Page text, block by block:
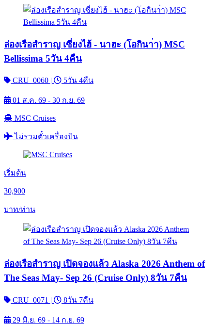
ล่องเรือสำราญ เซี่ยงไฮ้ - นาฮะ (โอกินา่า) MSC
Bellissima 5วัน 4คืน
CRU_0060 | 5วัน 4คืน
01 ส.ค. 69 - 30 ก.ย. 69
MSC Cruises
ไม่รวมตั๋วเครื่องบิน
เริ่มต้น
30,900
บาท/ท่าน
ล่องเรือสำราญ เปิดจองแล้ว Alaska 2026 Anthem of
The Seas May- Sep 26 (Cruise Only) 8วัน 7คืน
CRU_0071 | 8วัน 7คืน
29 มิ.ย. 69 - 14 ก.ย. 69